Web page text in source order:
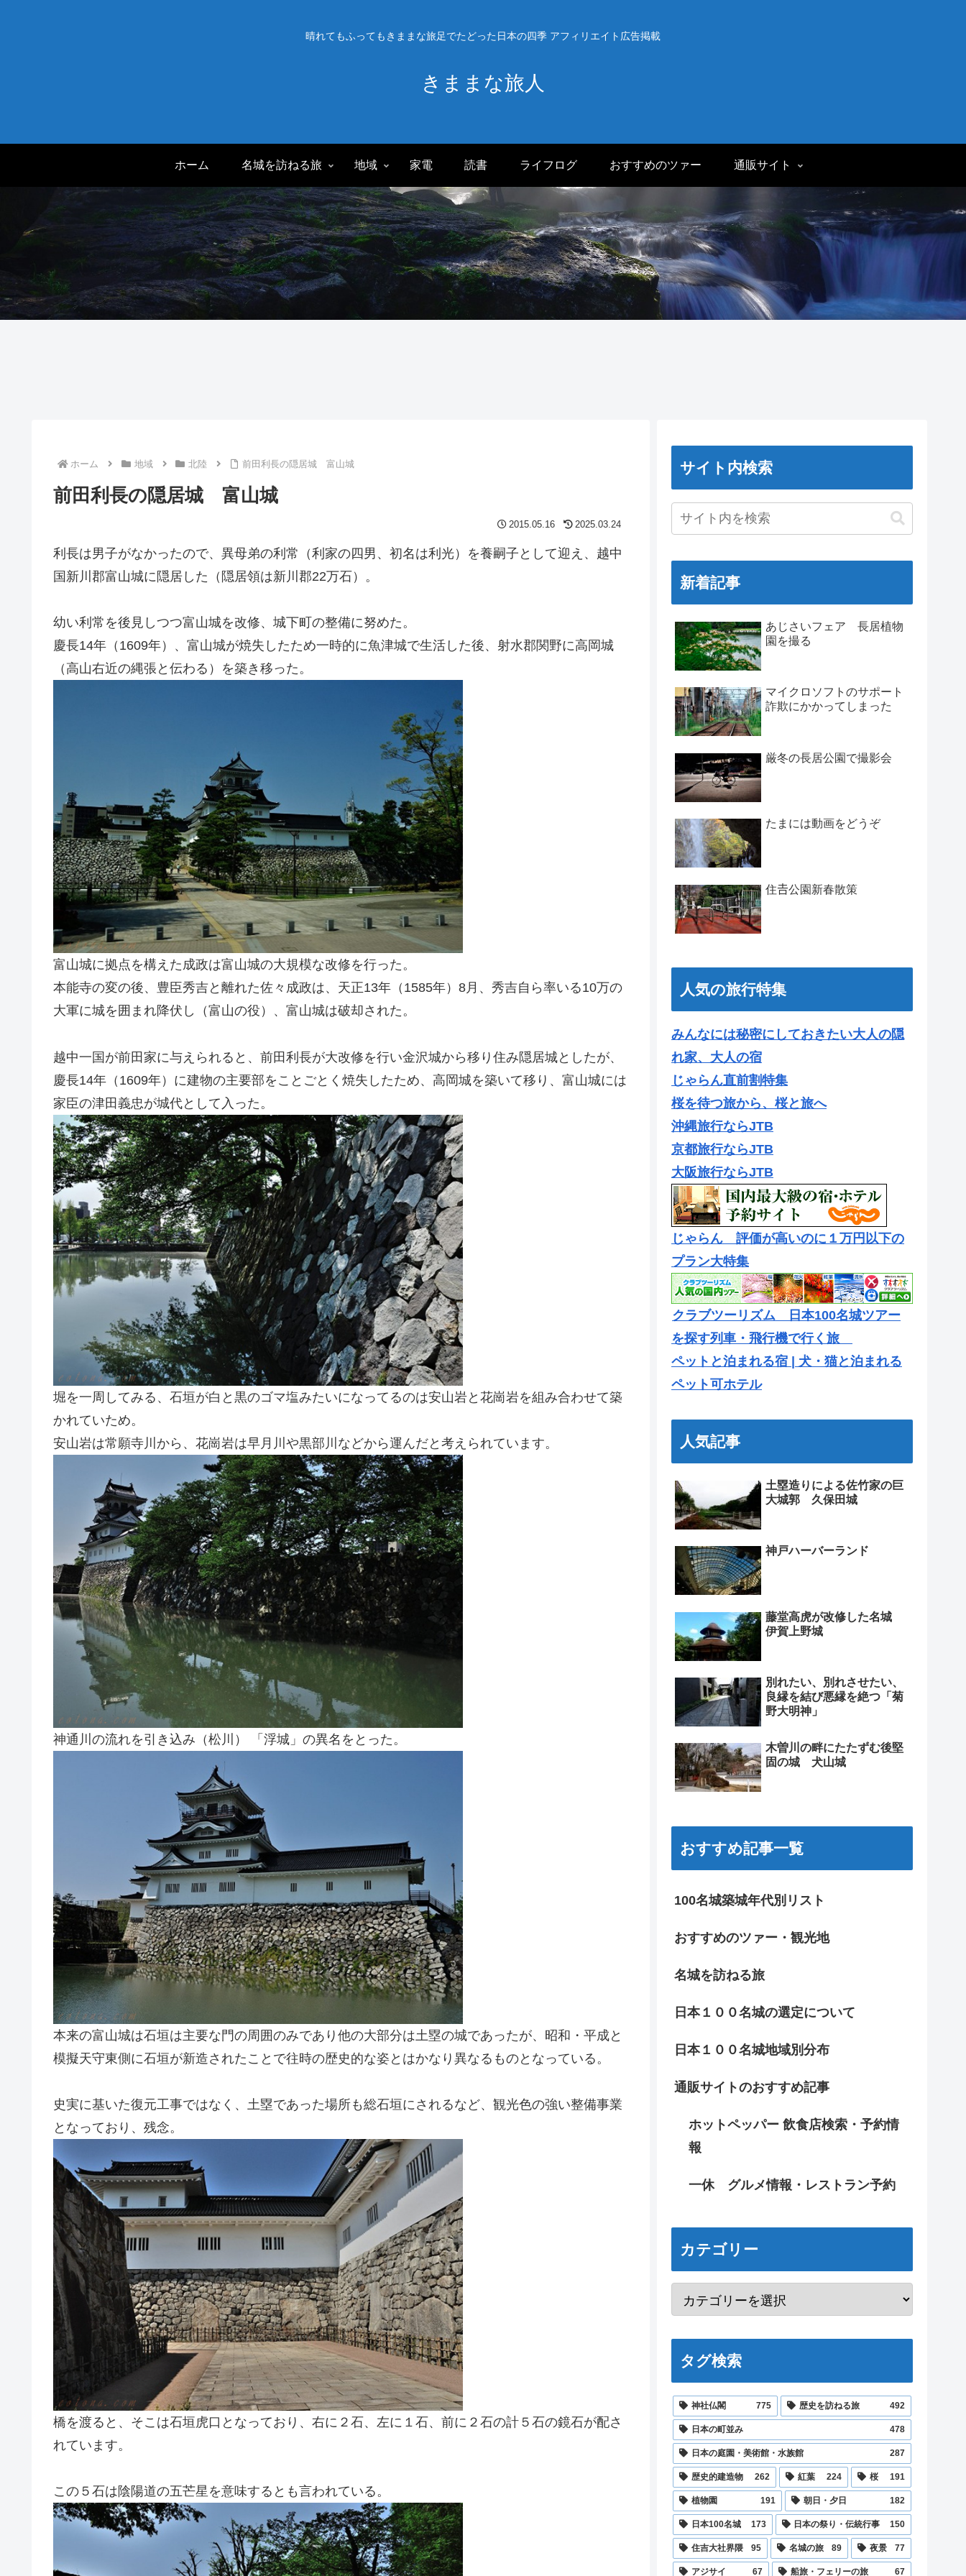
晴れてもふってもきままな旅足でたどった日本の四季 アフィリエイト広告掲載
きままな旅人
ホーム 名城を訪ねる旅 地域 家電 読書 ライフログ おすすめのツァー 通販サイト
ホーム 地域 北陸 前田利長の隠居城 富山城
前田利長の隠居城 富山城
2015.05.16 2025.03.24
利長は男子がなかったので、異母弟の利常（利家の四男、初名は利光）を養嗣子として迎え、越中
国新川郡富山城に隠居した（隠居領は新川郡22万石）。
幼い利常を後見しつつ富山城を改修、城下町の整備に努めた。
慶長14年（1609年）、富山城が焼失したため一時的に魚津城で生活した後、射水郡関野に高岡城
（高山右近の縄張と伝わる）を築き移った。
富山城に拠点を構えた成政は富山城の大規模な改修を行った。
本能寺の変の後、豊臣秀吉と離れた佐々成政は、天正13年（1585年）8月、秀吉自ら率いる10万の
大軍に城を囲まれ降伏し（富山の役）、富山城は破却された。
越中一国が前田家に与えられると、前田利長が大改修を行い金沢城から移り住み隠居城としたが、
慶長14年（1609年）に建物の主要部をことごとく焼失したため、高岡城を築いて移り、富山城には
家臣の津田義忠が城代として入った。
堀を一周してみる、石垣が白と黒のゴマ塩みたいになってるのは安山岩と花崗岩を組み合わせて築
かれていため。
安山岩は常願寺川から、花崗岩は早月川や黒部川などから運んだと考えられています。
神通川の流れを引き込み（松川） 「浮城」の異名をとった。
本来の富山城は石垣は主要な門の周囲のみであり他の大部分は土塁の城であったが、昭和・平成と
模擬天守東側に石垣が新造されたことで往時の歴史的な姿とはかなり異なるものとなっている。
史実に基いた復元工事ではなく、土塁であった場所も総石垣にされるなど、観光色の強い整備事業
となっており、残念。
橋を渡ると、そこは石垣虎口となっており、右に２石、左に１石、前に２石の計５石の鏡石が配さ
れています。
この５石は陰陽道の五芒星を意味するとも言われている。
サイト内検索
新着記事
あじさいフェア 長居植物
園を撮る
マイクロソフトのサポート
詐欺にかかってしまった
厳冬の長居公園で撮影会
たまには動画をどうぞ
住𠮷公園新春散策
人気の旅行特集
みんなには秘密にしておきたい大人の隠
れ家、大人の宿
じゃらん直前割特集
桜を待つ旅から、桜と旅へ
沖縄旅行ならJTB
京都旅行ならJTB
大阪旅行ならJTB
じゃらん 評価が高いのに１万円以下の
プラン大特集
クラブツーリズム 日本100名城ツアー
を探す列車・飛行機で行く旅
ペットと泊まれる宿 | 犬・猫と泊まれる
ペット可ホテル
人気記事
土塁造りによる佐竹家の巨
大城郭 久保田城
神戸ハーバーランド
藤堂高虎が改修した名城
伊賀上野城
別れたい、別れさせたい、
良縁を結び悪縁を絶つ「菊
野大明神」
木曽川の畔にたたずむ後堅
固の城 犬山城
おすすめ記事一覧
100名城築城年代別リスト
おすすめのツァー・観光地
名城を訪ねる旅
日本１００名城の選定について
日本１００名城地域別分布
通販サイトのおすすめ記事
ホットペッパー 飲食店検索・予約情
報
一休 グルメ情報・レストラン予約
カテゴリー
タグ検索
神社仏閣 775 歴史を訪ねる旅 492
日本の町並み 478
日本の庭園・美術館・水族館 287
歴史的建造物 262 紅葉 224 桜 191
植物園 191 朝日・夕日 182
日本100名城 173 日本の祭り・伝統行事 150
住吉大社界隈 95 名城の旅 89 夜景 77
アジサイ 67 船旅・フェリーの旅 67